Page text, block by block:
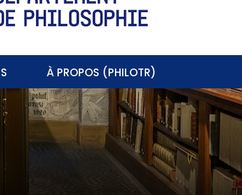
À PROPOS (PHILOTR)